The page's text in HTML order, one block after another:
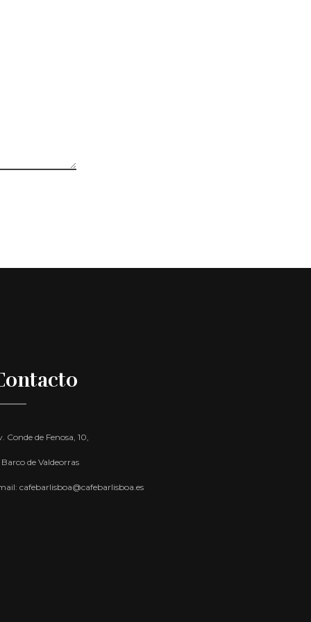
Conde de Fenosa, 10,
de Valdeorras
cafebarlisboa@cafebarlisboa.es